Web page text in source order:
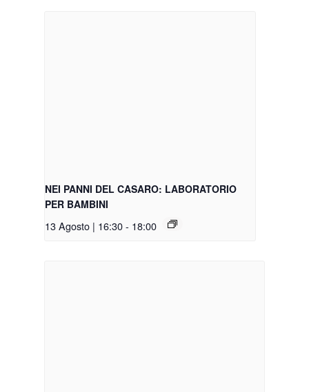
NEI PANNI DEL CASARO: LABORATORIO
PER BAMBINI
13 Agosto | 16:30- 18:00